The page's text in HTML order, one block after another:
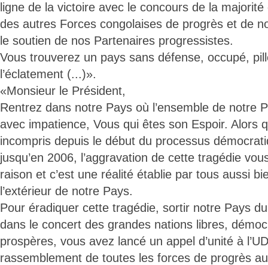
ligne de la victoire avec le concours de la
des autres Forces congolaises de progrès et de
le soutien de nos Partenaires progressistes.
Vous trouverez un pays sans défense, occupé,
l’éclatement (...)».
«Monsieur le Président,
Rentrez dans notre Pays où l’ensemble de notre
avec impatience, Vous qui êtes son Espoir. Alors
incompris depuis le début du processus
jusqu’en 2006, l’aggravation de cette tragédie
raison et c’est une réalité établie par tous aussi
l’extérieur de notre Pays.
Pour éradiquer cette tragédie, sortir notre Pays
dans le concert des grandes nations libres,
prospères, vous avez lancé un appel d’unité à
rassemblement de toutes les forces de progrès